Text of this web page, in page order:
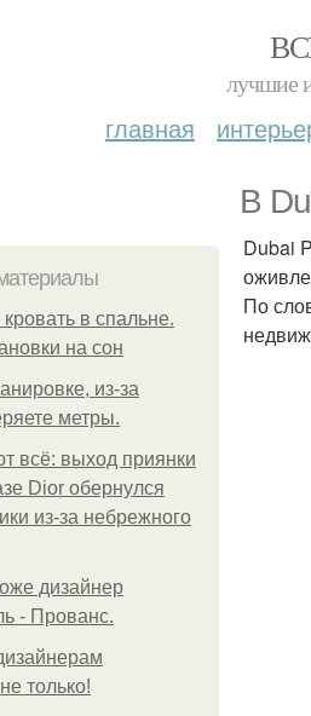
лучшие
главная
В
кровать в спальне.
на сон
из-за
метры.
всё: выход приянки
Dior обернулся
из-за небрежного
дизайнер
- Прованс.
только!
Dubai
По